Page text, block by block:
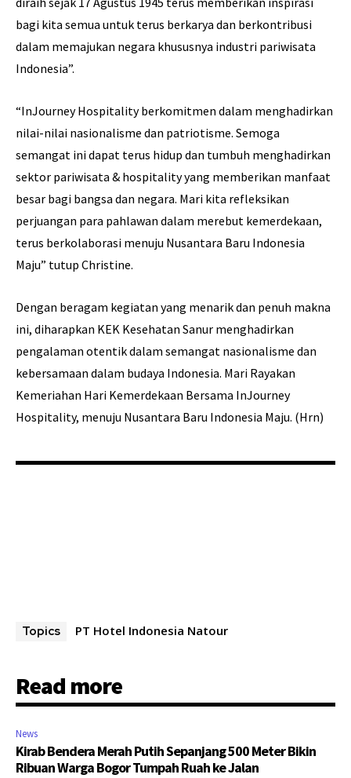
bagi kita semua untuk terus berkarya dan berkontribusi
dalam memajukan negara khususnya industri pariwisata
Indonesia”.
“InJourney Hospitality berkomitmen dalam menghadirkan
nilai-nilai nasionalisme dan patriotisme. Semoga
semangat ini dapat terus hidup dan tumbuh menghadirkan
sektor pariwisata & hospitality yang memberikan manfaat
besar bagi bangsa dan negara. Mari kita refleksikan
perjuangan para pahlawan dalam merebut kemerdekaan,
terus berkolaborasi menuju Nusantara Baru Indonesia
Maju” tutup Christine.
Dengan beragam kegiatan yang menarik dan penuh makna
ini, diharapkan KEK Kesehatan Sanur menghadirkan
pengalaman otentik dalam semangat nasionalisme dan
kebersamaan dalam budaya Indonesia. Mari Rayakan
Kemeriahan Hari Kemerdekaan Bersama InJourney
Hospitality, menuju Nusantara Baru Indonesia Maju. (Hrn)
Topics PT Hotel Indonesia Natour
Read more
News
Kirab Bendera Merah Putih Sepanjang 500 Meter Bikin
Ribuan Warga Bogor Tumpah Ruah ke Jalan